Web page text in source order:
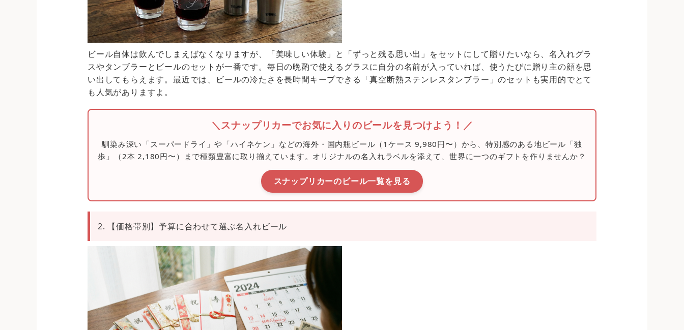
ビール自体は飲んでしまえばなくなりますが、「美味しい体験」と「ずっと残る思い出」をセットにして贈りたいなら、名入れグラ
スやタンブラーとビールのセットが一番です。毎日の晩酌で使えるグラスに自分の名前が入っていれば、使うたびに贈り主の顔を思
い出してもらえます。最近では、ビールの冷たさを長時間キープできる「真空断熱ステンレスタンブラー」のセットも実用的でとて
も人気がありますよ。
＼スナップリカーでお気に入りのビールを見つけよう！／
馴染み深い「スーパードライ」や「ハイネケン」などの海外・国内瓶ビール（1ケース 9,980円〜）から、特別感のある地ビール「独
歩」（2本 2,180円〜）まで種類豊富に取り揃えています。オリジナルの名入れラベルを添えて、世界に一つのギフトを作りませんか？
スナップリカーのビール一覧を見る
2. 【価格帯別】予算に合わせて選ぶ名入れビール